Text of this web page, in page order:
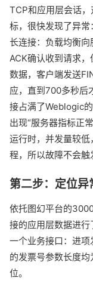
TCP和应用层会话
标，很快发现了异
长连接：负载均衡
ACK确认收到请求
数据，客户端发送
应，直到700多秒后
接占满了Weblogic
出现“服务器指标正
运行时，并发量较
程，所以故障不会触
第二步：定位异
依托图幻平台的
接的应用层数据进
一个业务接口：进
的发票号参数长度
位。